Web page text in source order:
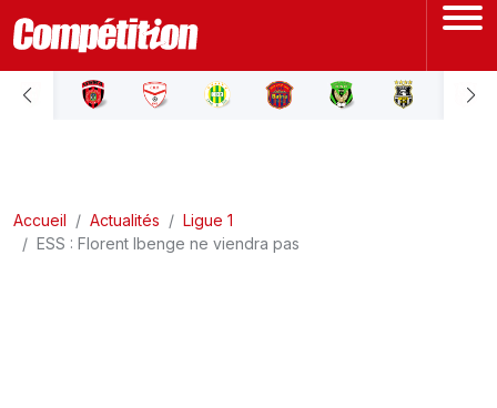
ACCUEIL
LIGUE 2
Accueil Actualités
Ligue 1
ESS : Florent Ibenge ne viendra pas